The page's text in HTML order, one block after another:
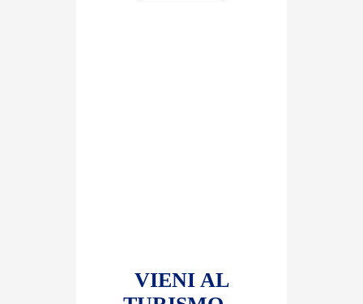
VIENI AL